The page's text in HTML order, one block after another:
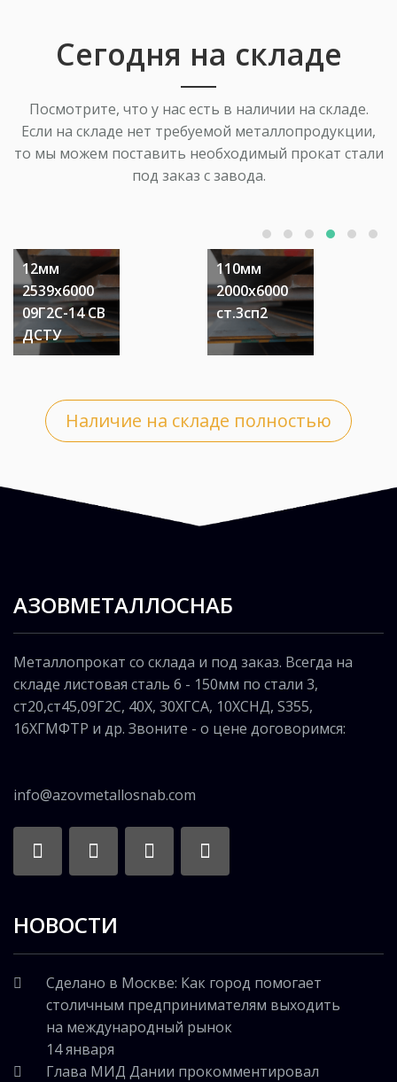
Сегодня на складе
Посмотрите, что у нас есть в наличии на складе.
Если на складе нет требуемой металлопродукции,
то мы можем поставить необходимый прокат стали
под заказ с завода.
12мм
2539х6000
09Г2С-14 СВ
ДСТУ
110мм
2000х6000
ст.3сп2
Наличие на складе полностью
АЗОВМЕТАЛЛОСНАБ
Металлопрокат со склада и под заказ. Всегда на
складе листовая сталь 6 - 150мм по стали 3,
ст20,ст45,09Г2С, 40Х, 30ХГСА, 10ХСНД, S355,
16ХГМФТР и др. Звоните - о цене договоримся:
info@azovmetallosnab.com
НОВОСТИ
Сделано в Москве: Как город помогает
столичным предпринимателям выходить
на международный рынок
14 января
Глава МИД Дании прокомментировал